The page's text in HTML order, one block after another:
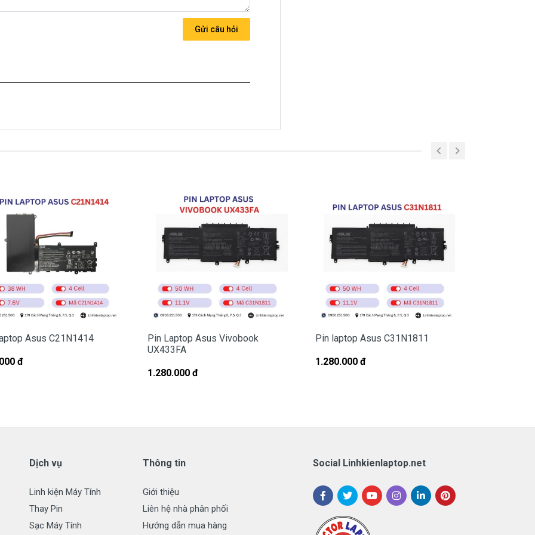
nhé )
thay mới 100% cho khách trong thời gian bảo hành.
có dấu hiệu tẩy xóa
Asus
chất lượng tốt.
( Free Ship )
Gửi câu hỏi
Asus C21N1414
đ
Pin Laptop Asus Vivobook
UX433FA
1.280.000 đ
Pin laptop Asus C31N1811
1.280.000 đ
Dịch vụ
Linh kiện Máy Tính
Thay Pin
Sạc Máy Tính
Thông tin
Giới thiệu
Liên hệ nhà phân phối
Hướng dẫn mua hàng
Social Linhkienlaptop.net